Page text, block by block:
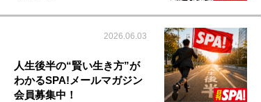
2026.06.03
人生後半の“賢い生き方”が
わかるSPA!メールマガジン
会員募集中！